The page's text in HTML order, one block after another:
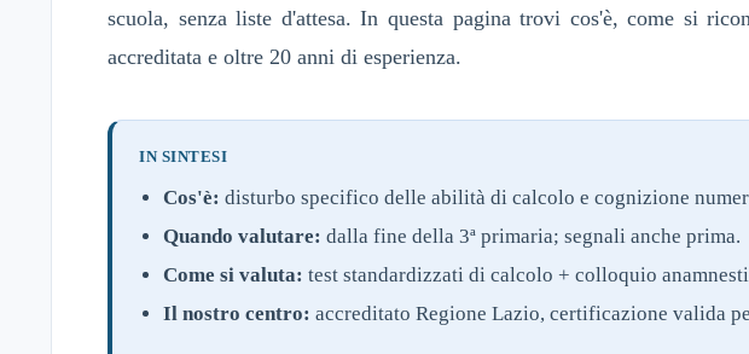
scuola, senza liste d'attesa. In questa pagina trovi cos'è, come si
accreditata e oltre 20 anni di esperienza.
IN SINTESI
Cos'è: disturbo specifico delle abilità di calcolo e cognizione
Quando valutare: dalla fine della 3ª primaria; segnali anche prima.
Come si valuta: test standardizzati di calcolo + colloquio
Il nostro centro: accreditato Regione Lazio, certificazione valida